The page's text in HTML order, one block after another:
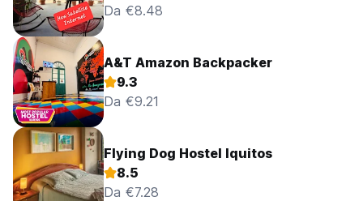
Da €8.48
A&T Amazon Backpacker
9.3
Da €9.21
Flying Dog Hostel Iquitos
8.5
Da €7.28